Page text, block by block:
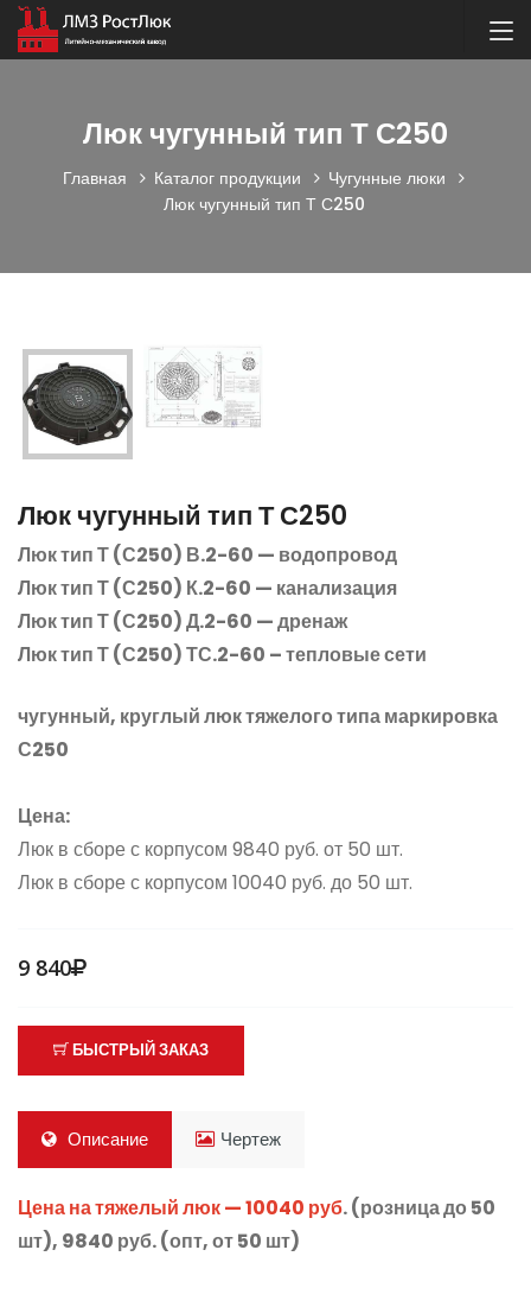
Люк чугунный тип Т С250
Главная Каталог продукции
Чугунные люки
Люк чугунный тип Т С250
Люк чугунный тип Т С250
Люк тип Т(С250) В.2-60 — водопровод
Люк тип Т(С250) К.2-60 — канализация
Люк тип Т(С250) Д.2-60 — дренаж
Люк тип Т(С250) ТС.2-60 – тепловые сети
чугунный, круглый люк тяжелого типа маркировка
С250
Цена:
Люк в сборе с корпусом 9840 руб. от 50 шт.
Люк в сборе с корпусом 10040 руб. до 50 шт.
9 840
БЫСТРЫЙ ЗАКАЗ
Описание Чертеж
Цена на тяжелый люк — 10040 руб.(розницадо 50
шт), 9840 руб.(опт, от 50 шт)